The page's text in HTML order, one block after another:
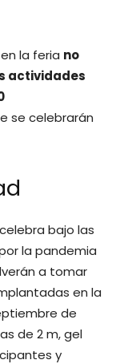
la feria no
actividades
se celebrarán
bajo las
la pandemia
a tomar
en la
de
de 2 m, gel
y